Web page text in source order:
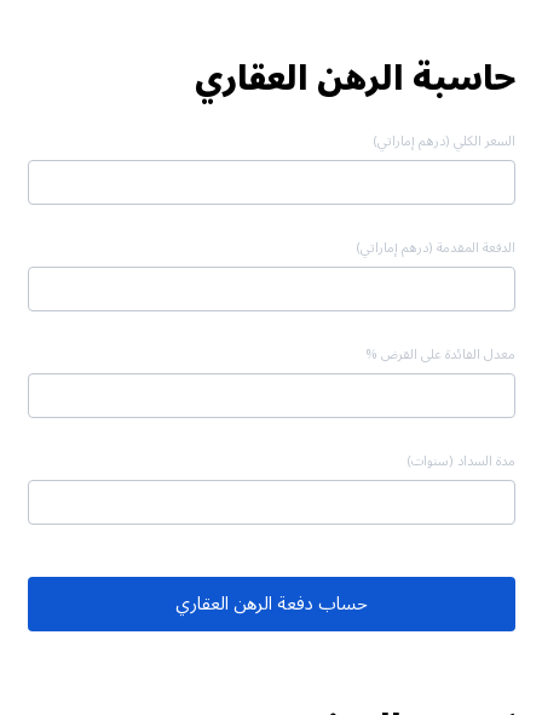
حاسبة الرهن العقاري
السعر الكلي (درهم إماراتي)
الدفعة المقدمة (درهم إماراتي)
معدل الفائدة على القرض %
مدة السداد (سنوات)
حساب دفعة الرهن العقاري